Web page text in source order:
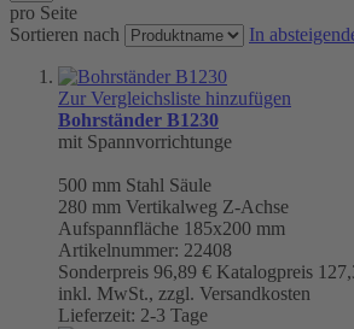
pro Seite
Sortieren nach
In
Zur Vergleichsliste hinzufügen
Bohrständer B1230
mit Spannvorrichtunge
500 mm Stahl Säule
280 mm Vertikalweg Z-Achse
Aufspannfläche 185x200 mm
Artikelnummer: 22408
Sonderpreis 96,89 € Katalogpreis
inkl. MwSt., zzgl. Versandkosten
Lieferzeit: 2-3 Tage